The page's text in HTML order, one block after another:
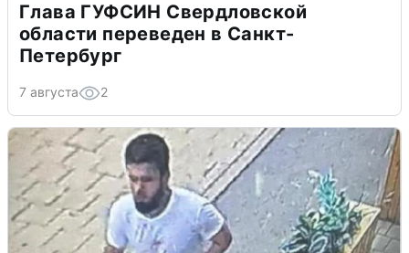
Глава ГУФСИН Свердловской
области переведен в Санкт-
Петербург
7 августа 2